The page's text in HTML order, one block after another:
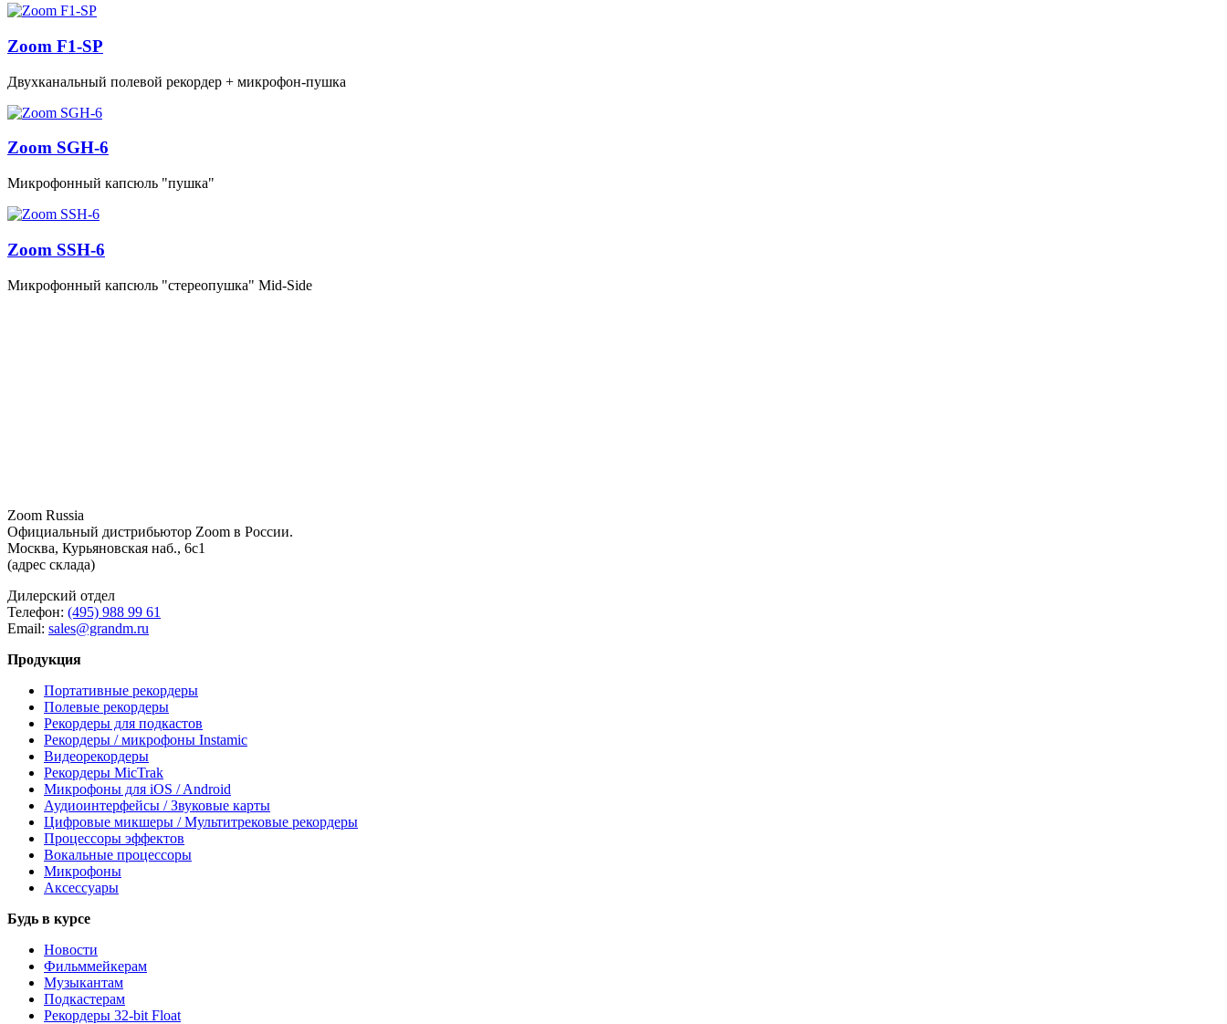
Zoom F1-SP
Двухканальный полевой рекордер + микрофон‑пушка
Zoom SGH-6
Микрофонный капсюль "пушка"
Zoom SSH-6
Микрофонный капсюль "стереопушка" Mid‑Side
Zoom Russia
Официальный дистрибьютор Zoom в России.
Москва, Курьяновская наб., 6с1
(адрес склада)
Дилерский отдел
Телефон: (495) 988 99 61
Email: sales@grandm.ru
Продукция
Портативные рекордеры
Полевые рекордеры
Рекордеры для подкастов
Рекордеры / микрофоны Instamic
Видеорекордеры
Рекордеры MicTrak
Микрофоны для iOS / Android
Аудиоинтерфейсы / Звуковые карты
Цифровые микшеры / Мультитрековые рекордеры
Процессоры эффектов
Вокальные процессоры
Микрофоны
Аксессуары
Будь в курсе
Новости
Фильммейкерам
Музыкантам
Подкастерам
Рекордеры 32‑bit Float